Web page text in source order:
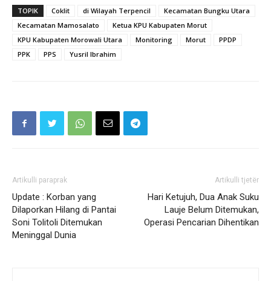
TOPIK Coklit di Wilayah Terpencil
Kecamatan Bungku Utara
Kecamatan Mamosalato
Ketua KPU Kabupaten Morut
KPU Kabupaten Morowali Utara
Monitoring Morut
PPDP
PPK
PPS Yusril Ibrahim
Artikulli paraprak
Update : Korban yang
Dilaporkan Hilang di Pantai
Soni Tolitoli Ditemukan
Meninggal Dunia
Artikulli tjetër
Hari Ketujuh, Dua Anak Suku
Lauje Belum Ditemukan,
Operasi Pencarian Dihentikan